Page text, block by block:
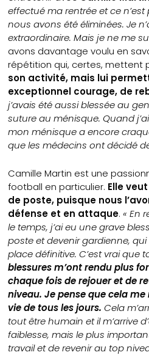
effectué ma rentrée et ce
nous avons été éliminées. Je
extraordinaire. Mais je ne me
avons davantage voulu en
répétition qui, certes, mettent
son activité, mais lui
exceptionnel courage, de
j’avais été aussi blessée au
suture au ménisque. Quand
mon ménisque a encore
que les médecins ont décidé
Camille Martin est une
football en particulier. Elle
de poste, puisque nous
défense et en attaque.« En
le temps, j’ai eu une grave
poste et devenir gardienne,
place définitive. C’est vrai que
blessures m’ont rendu plus
chaque fois de rejouer et de
niveau. Je pense que cela
vie de tous les jours. Cela
tout être humain et il m’arrive
faiblesse, mais le plus
travail et de revenir au top